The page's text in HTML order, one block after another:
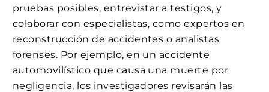
pruebas posibles, entrevistar a testigos, y
colaborar con especialistas, como expertos en
reconstrucción de accidentes o analistas
forenses. Por ejemplo, en un accidente
automovilístico que causa una muerte por
negligencia, los investigadores revisarán las